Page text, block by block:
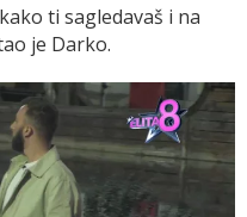
ti sagledavaš i na
je Darko.